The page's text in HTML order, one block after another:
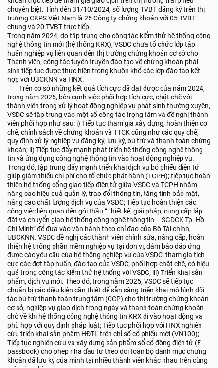
chuyên biệt. Tính đến 31/10/2024, số lượng TVBT đăng ký trên thị
trường CKPS Việt Nam là 25 Công ty chứng khoán với 05 TVBT
chung và 20 TVBT trực tiếp.
Trong năm 2024, do tập trung cho công tác kiểm thử hệ thống công
nghệ thông tin mới (hệ thống KRX), VSDC chưa tổ chức lớp tập
huấn nghiệp vụ liên quan đến thị trường chứng khoán cơ sở cho
Thành viên, công tác tuyên truyền đào tạo về chứng khoán phái
sinh tiếp tục được thực hiện trong khuôn khổ các lớp đào tạo kết
hợp với UBCKNN và HNX.
Trên cơ sở những kết quả tích cực đã đạt được của năm 2024,
trong năm 2025, bên cạnh việc phối hợp tích cực, chặt chẽ với
thành viên trong xử lý hoạt động nghiệp vụ phát sinh thường xuyên,
VSDC sẽ tập trung vào một số công tác trọng tâm và đề nghị thành
viên phối hợp như sau: i) Tiếp tục tham gia xây dựng, hoàn thiện cơ
chế, chính sách về chứng khoán và TTCK cũng như các quy chế,
quy định xử lý nghiệp vụ đăng ký, lưu ký, bù trừ và thanh toán chứng
khoán; ii) Tiếp tục đẩy mạnh phát triển hệ thống công nghệ thông
tin và ứng dụng công nghệ thông tin vào hoạt động nghiệp vụ.
Trong đó, tập trung đẩy mạnh triển khai dịch vụ bỏ phiếu điện tử
giúp giảm thiểu chi phí cho tổ chức phát hành (TCPH); tiếp tục hoàn
thiện hệ thống cổng giao tiếp điện tử giữa VSDC và TCPH nhằm
nâng cao hiệu quả quản lý, trao đổi thông tin, tăng tính bảo mật,
nâng cao chất lượng dịch vụ của VSDC; Tiếp tục hoàn thiện các
công việc liên quan đến gói thầu “Thiết kế, giải pháp, cung cấp lắp
đặt và chuyển giao hệ thống công nghệ thông tin – SGDCK Tp. Hồ
Chí Minh” để đưa vào vận hành theo chỉ đạo của Bộ Tài chính,
UBCKNN. VSDC đề nghị các thành viên chỉnh sửa, nâng cấp, hoàn
thiện hệ thống phần mềm nghiệp vụ tại đơn vị, đảm bảo đáp ứng
được các yêu cầu của hệ thống nghiệp vụ của VSDC; tham gia tích
cực các đợt tập huấn, đào tạo của VSDC; phối hợp chặt chẽ, có hiệu
quả trong công tác kiểm thử hệ thống với VSDC; iii) Triển khai sản
phẩm, dịch vụ mới. Theo đó, trong năm 2025, VSDC sẽ tiếp tục
chuẩn bị các điều kiện cần thiết để sẵn sàng triển khai mô hình đối
tác bù trừ thanh toán trung tâm (CCP) cho thị trường chứng khoán
cơ sở, nghiệp vụ giao dịch trong ngày và thanh toán chứng khoán
chờ về khi hệ thống công nghệ thông tin KRX đi vào hoạt động và
phù hợp với quy định pháp luật; Tiếp tục phối hợp với HNX nghiên
cứu triển khai sản phẩm HĐTL trên chỉ số cổ phiếu mới (VN100);
Tiếp tục nghiên cứu và xây dựng sản phẩm sổ cổ đông điện tử (E-
passbook) cho phép nhà đầu tư theo dõi toàn bộ danh mục chứng
khoán đã lưu ký của mình tại nhiều thành viên khác nhau trên cùng